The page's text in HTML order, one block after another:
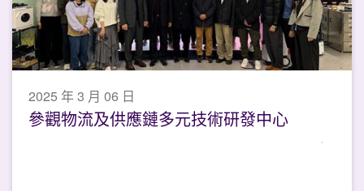
2025 年 3 月 06 日
參觀物流及供應鏈多元技術研發中心